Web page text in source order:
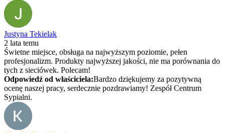
Justyna Tekielak
2 lata temu
Świetne miejsce, obsługa na najwyższym poziomie, pełen
profesjonalizm. Produkty najwyższej jakości, nie ma porównania do
tych z sieciówek. Polecam!
Odpowiedź od właściciela:Bardzo dziękujemy za pozytywną
ocenę naszej pracy, serdecznie pozdrawiamy! Zespół Centrum
Sypialni.